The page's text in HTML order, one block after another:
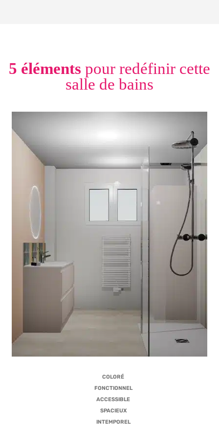
5 éléments pour redéfinir cette
salle de bains
COLORÉ
FONCTIONNEL
ACCESSIBLE
SPACIEUX
INTEMPOREL